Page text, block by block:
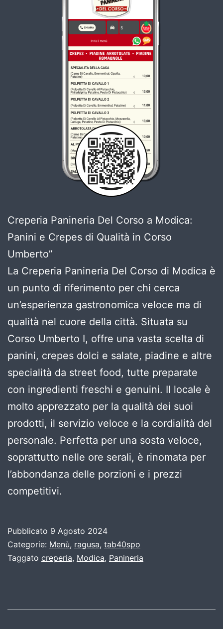
Creperia Panineria Del Corso a Modica:
Panini e Crepes di Qualità in Corso
Umberto”
La Creperia Panineria Del Corso di Modica è
un punto di riferimento per chi cerca
un’esperienza gastronomica veloce ma di
qualità nel cuore della città. Situata su
Corso Umberto I, offre una vasta scelta di
panini, crepes dolci e salate, piadine e altre
specialità da street food, tutte preparate
con ingredienti freschi e genuini. Il locale è
molto apprezzato per la qualità dei suoi
prodotti, il servizio veloce e la cordialità del
personale. Perfetta per una sosta veloce,
soprattutto nelle ore serali, è rinomata per
l’abbondanza delle porzioni e i prezzi
competitivi.
Pubblicato 9 Agosto 2024
Categorie: Menù, ragusa, tab40spo
Taggato creperia, Modica, Panineria